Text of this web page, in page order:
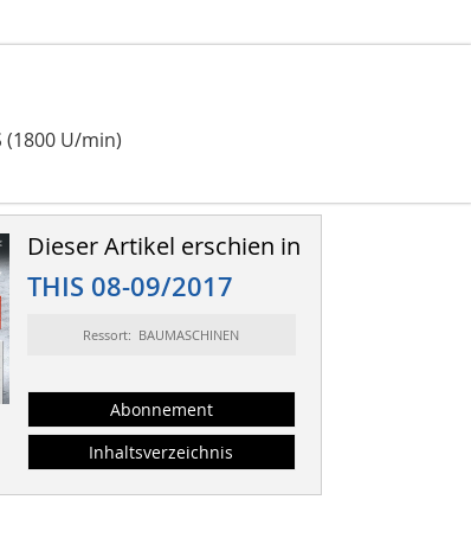
(1800 U/min)
Dieser Artikel erschien in
THIS 08-09/2017
Ressort: BAUMASCHINEN
Abonnement
Inhaltsverzeichnis